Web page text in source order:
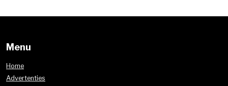
Menu
Home
Advertenties